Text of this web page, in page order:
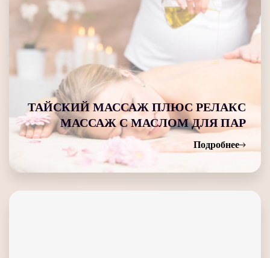
ТАЙСКИЙ МАССАЖ ПЛЮС РЕЛАКС
МАССАЖ С МАСЛОМ ДЛЯ ПАР
Подробнее